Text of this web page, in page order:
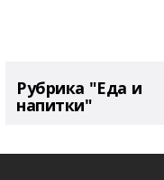
Рубрика "Еда и
напитки"